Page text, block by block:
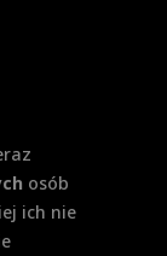
osób
ich nie